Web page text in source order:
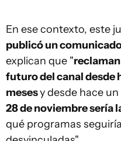
En ese contexto, este
publicó un
explican que "
futuro del canal desde
mesesy desde hace
28 de noviembre sería
qué programas